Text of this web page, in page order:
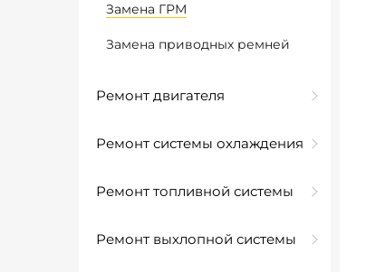
Замена ГРМ
Замена приводных ремней
Ремонт двигателя
Ремонт системы охлаждения
Ремонт топливной системы
Ремонт выхлопной системы